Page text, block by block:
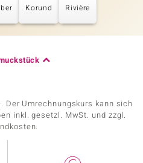
Korund Rivière
Umrechnungskurs kann sich
inkl. gesetzl. MwSt. und zzgl.